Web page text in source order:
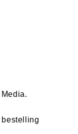
bestelling